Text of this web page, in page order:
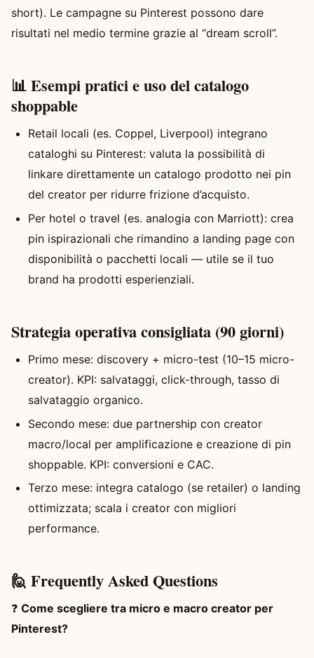
short). Le campagne su Pinterest possono dare
risultati nel medio termine grazie al “dream scroll”.
📊 Esempi pratici e uso del catalogo
shoppable
Retail locali (es. Coppel, Liverpool) integrano
cataloghi su Pinterest: valuta la possibilità di
linkare direttamente un catalogo prodotto nei pin
del creator per ridurre frizione d’acquisto.
Per hotel o travel (es. analogia con Marriott): crea
pin ispirazionali che rimandino a landing page con
disponibilità o pacchetti locali — utile se il tuo
brand ha prodotti esperienziali.
Strategia operativa consigliata (90 giorni)
Primo mese: discovery + micro-test (10–15 micro-
creator). KPI: salvataggi, click-through, tasso di
salvataggio organico.
Secondo mese: due partnership con creator
macro/local per amplificazione e creazione di pin
shoppable. KPI: conversioni e CAC.
Terzo mese: integra catalogo (se retailer) o landing
ottimizzata; scala i creator con migliori
performance.
🙋 Frequently Asked Questions
❓ Come scegliere tra micro e macro creator per
Pinterest?